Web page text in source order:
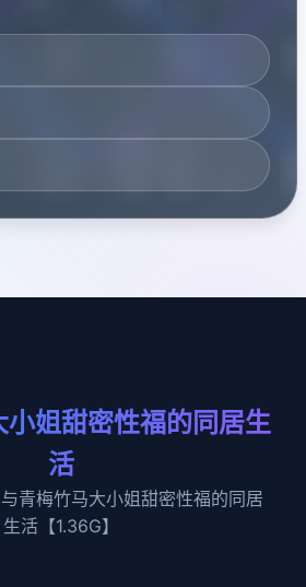
小姐甜密性福的同居生
活
青梅竹马大小姐甜密性福的同居
生活【1.36G】